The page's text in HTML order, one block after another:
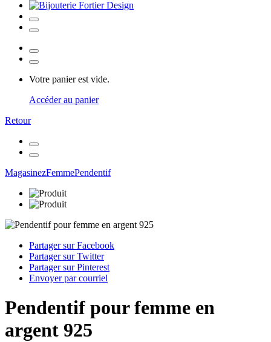
Votre panier est vide.
Accéder au panier
Retour
MagasinezFemmePendentif
Partager sur Facebook
Partager sur Twitter
Partager sur Pinterest
Envoyer par courriel
Pendentif pour femme en
argent 925